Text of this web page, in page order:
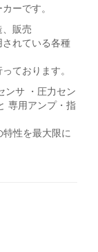
ーです。
販売
れている各種
ております。
ンサ ・圧力セン
専用アンプ・指
性を最大限に